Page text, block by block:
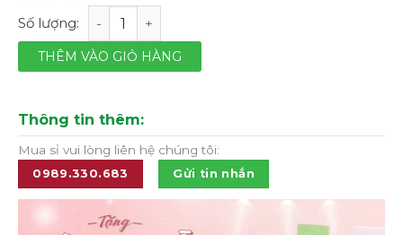
Bình lắc Shaker Libbey màu Vàng 600ml code 46/
THÊM VÀO GIỎ HÀNG
Thông tin thêm:
Mua sỉ vui lòng liên hệ chúng tôi:
0989.330.683 Gửi tin nhắn